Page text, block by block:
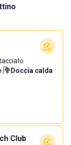
· Doccia calda·
Club